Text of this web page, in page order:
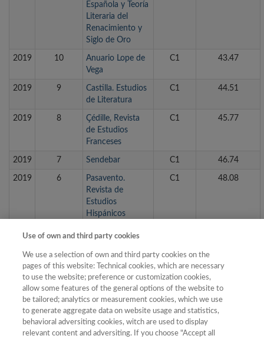
Española y Teoría
Literaria del
Renacimiento y
Siglo de Oro
2019 10
Anuario Lope de
Vega
C1 43.47
2019 9
Castilla. Estudios
de Literatura
C1 44.51
2019 8
Çédille, Revista
de Estudios
Franceses
C1 45.77
2019 7 Sendebar C1 46.74
2019 6
Pasavento.
Revista de
Estudios
Hispánicos
C1 48.08
2019
Kamchatka.
análisis cultural
2019 4 Atlantis C1
2019 3
Signa: Revista de
la Asociación
Española de
Semiótica
C1 72.38
Use of own and third party cookies
We use a selection of own and third party cookies on the
pages of this website: Technical cookies, which are necessary
to use the website; preference or customization cookies,
allow some features of the general options of the website to
be tailored; analytics or measurement cookies, which we use
to generate aggregate data on website usage and statistics,
behavioral adversiting cookies, witch are used to display
relevant content and adversiting. If you choose "Accept all